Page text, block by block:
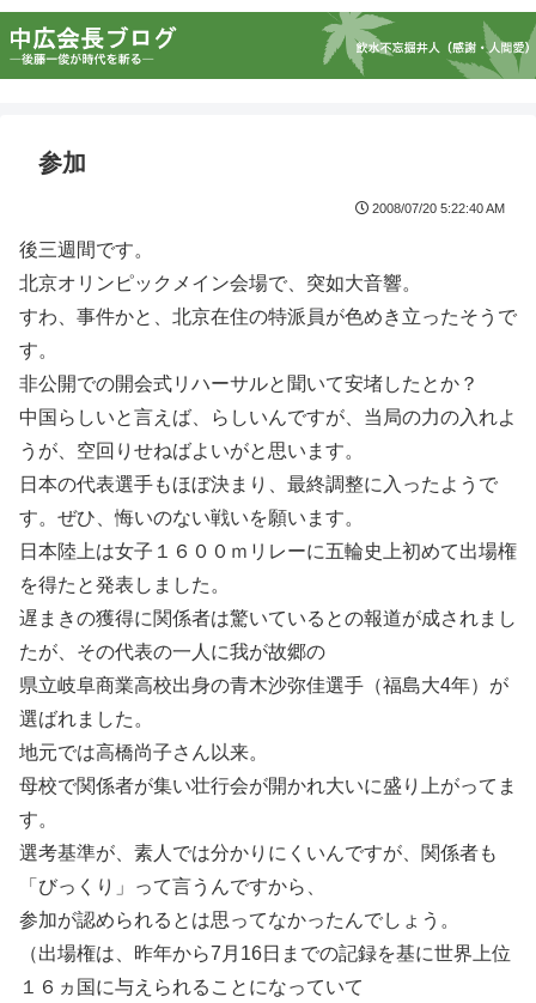
参加
2008/07/20 5:22:40 AM
後三週間です。
北京オリンピックメイン会場で、突如大音響。
すわ、事件かと、北京在住の特派員が色めき立ったそうで
す。
非公開での開会式リハーサルと聞いて安堵したとか？
中国らしいと言えば、らしいんですが、当局の力の入れよ
うが、空回りせねばよいがと思います。
日本の代表選手もほぼ決まり、最終調整に入ったようで
す。ぜひ、悔いのない戦いを願います。
日本陸上は女子１６００ｍリレーに五輪史上初めて出場権
を得たと発表しました。
遅まきの獲得に関係者は驚いているとの報道が成されまし
たが、その代表の一人に我が故郷の
県立岐阜商業高校出身の青木沙弥佳選手（福島大4年）が
選ばれました。
地元では高橋尚子さん以来。
母校で関係者が集い壮行会が開かれ大いに盛り上がってま
す。
選考基準が、素人では分かりにくいんですが、関係者も
「びっくり」って言うんですから、
参加が認められるとは思ってなかったんでしょう。
（出場権は、昨年から7月16日までの記録を基に世界上位
１６ヵ国に与えられることになっていて